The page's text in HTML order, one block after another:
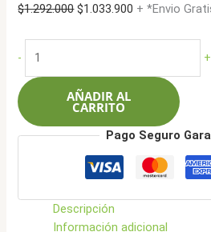
$1.292.000El
$1.033.900 El
$1.033.900.
+ *Envio
-
LT33X12.50R18
122Q
Terramax
RT
+
AÑADIR AL
CARRITO
Pago Seguro
Descripción
Información adicional